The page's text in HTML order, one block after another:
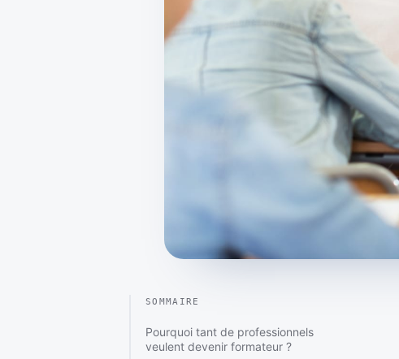
SOMMAIRE
Pourquoi tant de professionnels
veulent devenir formateur ?